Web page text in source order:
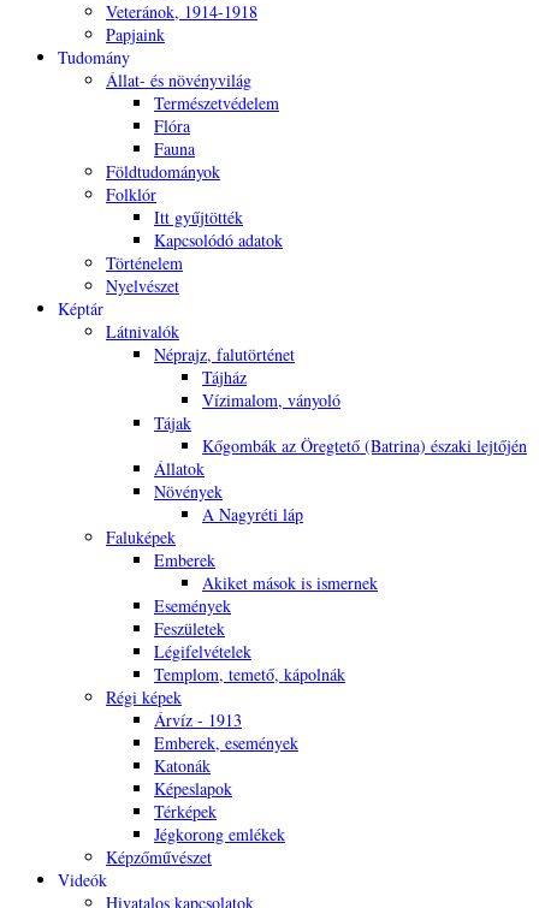
Veteránok, 1914-1918
Papjaink
Tudomány
Állat- és növényvilág
Természetvédelem
Flóra
Fauna
Földtudományok
Folklór
Itt gyűjtötték
Kapcsolódó adatok
Történelem
Nyelvészet
Képtár
Látnivalók
Néprajz, falutörténet
Tájház
Vízimalom, ványoló
Tájak
Kőgombák az Öregtető (Batrina) északi lejtőjén
Állatok
Növények
A Nagyréti láp
Faluképek
Emberek
Akiket mások is ismernek
Események
Feszületek
Légifelvételek
Templom, temető, kápolnák
Régi képek
Árvíz - 1913
Emberek, események
Katonák
Képeslapok
Térképek
Jégkorong emlékek
Képzőművészet
Videók
Hivatalos kapcsolatok